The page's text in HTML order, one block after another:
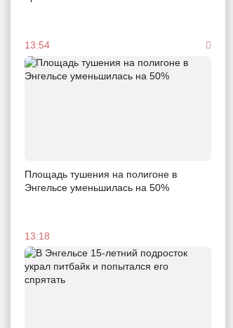
13:54
Площадь тушения на полигоне в
Энгельсе уменьшилась на 50%
13:18